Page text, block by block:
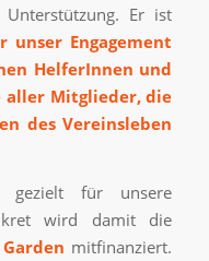
Er ist
unser Engagement
HelferInnen und
aller Mitglieder, die
des Vereinsleben
für unsere
wird damit die
mitfinanziert.